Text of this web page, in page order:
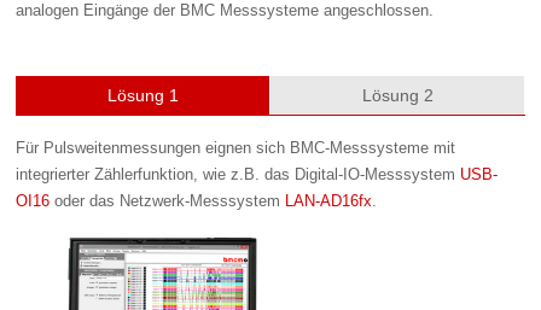
analogen Eingänge der BMC Messsysteme angeschlossen.
Lösung 1 Lösung 2
Für Pulsweitenmessungen eignen sich BMC-Messsysteme mit
integrierter Zählerfunktion, wie z.B. das Digital-IO-Messsystem USB-
OI16 oder das Netzwerk-Messsystem LAN-AD16fx.